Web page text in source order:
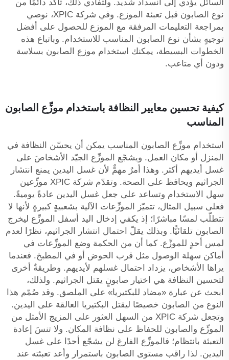
السائل يؤدي إلى انسداد شديد. ولتفادي ذلك، تأكَّد دائمًا من
نوع الصابون قبل تعبئة الموزع. وفي شركة XPIC، نوصي
بمراجعة التعليمات المرفقة مع الموزع للحصول على أفضل
توجيهٍ بشأن نوع الصابون المناسب للاستخدام. وباتباع هذه
الخطوات البسيطة، يمكنك استخدام موزع الصابون بسلاسة
ودون أي متاعب.
كيفية تحسين معايير النظافة باستخدام موزِّع الصابون
المناسب
استخدام موزِّع الصابون المناسب يمكن أن يحسّن النظافة في
المنزل أو مكان العمل. ويشجّع الموزِّع الجيّد الأشخاصَ على
غسل أيديهم أكثر. وهذا أمرٌ مهمٌّ لأن غسل اليدين يمنع انتشار
الجراثيم ويحافظ على الصحة. وتقدّم شركة XPIC موزِّعين
سهل الاستخدام وتساعد على جعل غسل اليدين عادةً يوميةً.
فعلى سبيل المثال، تتميّز الموزِّعات الآلية بشعبيةٍ كبيرةٍ لأنها لا
تتطلّب لمسًا مباشرًا؛ إذ يكفي إدخال اليد أسفل الموزِّع ليخرج
الصابون تلقائيًّا. وبذلك يقلّ احتمال انتشار الجراثيم، نظرًا لعدم
لمس أحدٍ للموزِّع. كما أن من الحكمة وضع الموزِّعات في
أماكن سهلة الوصول مثل قرب الحوض أو في المطبخ. فعندما
يراها الأشخاص، يزداد احتمال غسلهم لأيديهم. وطريقةٌ أخرى
لتحسين النظافة هي اختيار صابونٍ يقتل الجراثيم. ولذلك،
ابحث عن عبارة «مضاد للبكتيريا» على الملصق. وقد صُمّم هذا
النوع من الصابون خصيصًا ليقتل البكتيريا العالقة على اليدين.
وتجعل شركة XPIC من السهل العثور على المزيج الأمثل من
الموزِّع والصابون للحفاظ على نظافة المكان. ولا تنسَ إعادة
التعبئة بانتظام؛ فالموزِّع الفارغ لن يشجّع أحدًا على غسل
اليدين. لذا راقب مستوى الصابون باستمرار وأعد تعبئته عند